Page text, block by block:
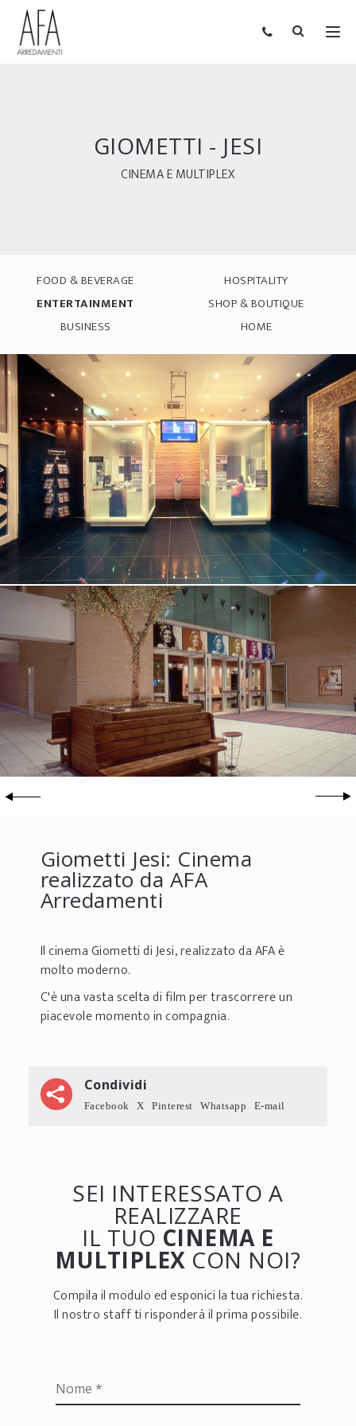
GIOMETTI - JESI
CINEMA E MULTIPLEX
FOOD & BEVERAGE
HOSPITALITY
ENTERTAINMENT
SHOP & BOUTIQUE
BUSINESS
HOME
Giometti Jesi: Cinema
realizzato da AFA
Arredamenti
Il cinema Giometti di Jesi, realizzato da AFA è
molto moderno.
C'è una vasta scelta di film per trascorrere un
piacevole momento in compagnia.
Condividi
Facebook X Pinterest Whatsapp E-mail
SEI INTERESSATO A
REALIZZARE
IL TUO CINEMA E
MULTIPLEX CON NOI?
Compila il modulo ed esponici la tua richiesta.
Il nostro staff ti risponderà il prima possibile.